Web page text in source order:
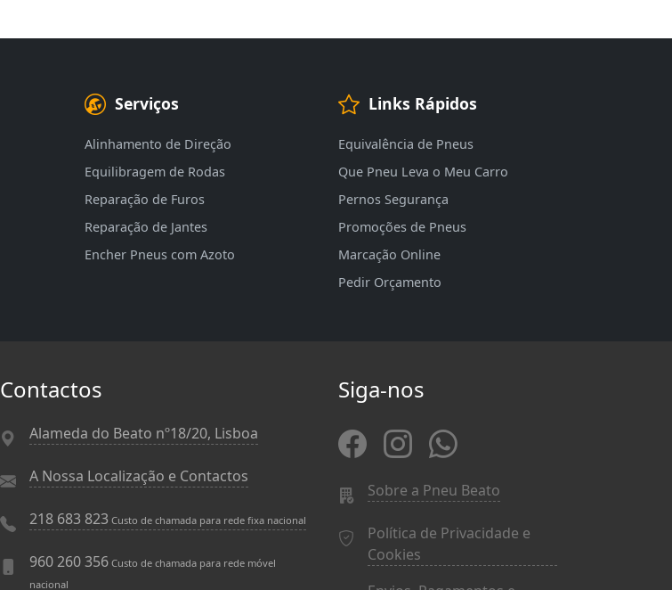
Serviços
Alinhamento de Direção
Equilibragem de Rodas
Reparação de Furos
Reparação de Jantes
Encher Pneus com Azoto
Links Rápidos
Equivalência de Pneus
Que Pneu Leva o Meu Carro
Pernos Segurança
Promoções de Pneus
Marcação Online
Pedir Orçamento
Contactos
Alameda do Beato nº18/20, Lisboa
A Nossa Localização e Contactos
218 683 823 Custo de chamada para rede fixa nacional
960 260 356 Custo de chamada para rede móvel
nacional
Siga-nos
Sobre a Pneu Beato
Política de Privacidade e
Cookies